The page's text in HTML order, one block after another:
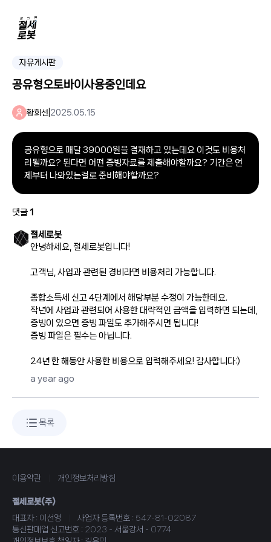
자유게시판
공유형오토바이사용중인데요
황희선 2025.05.15
공유형으로 매달 39000원을 결재하고 있는데요 이것도 비용처
리될까요? 된다면 어떤 증빙자료를 제출해야할까요? 기간은 언
제부터 나와있는걸로 준비해야할까요?
댓글1
절세로봇
안녕하세요, 절세로봇입니다!
고객님, 사업과 관련된 경비라면 비용처리 가능합니다.
종합소득세 신고 4단계에서 해당부분 수정이 가능한데요.
작년에 사업과 관련되어 사용한 대략적인 금액을 입력하면 되는데,
증빙이 있으면 증빙 파일도 추가해주시면 됩니다!
증빙 파일은 필수는 아닙니다.
24년 한 해동안 사용한 비용으로 입력해주세요! 감사합니다:)
a year ago
목록
이용약관 개인정보처리방침
절세로봇(주)
대표자 : 이선영
사업자 등록번호 : 547-81-02087
통신판매업 신고번호 : 2023 - 서울강서 - 0774